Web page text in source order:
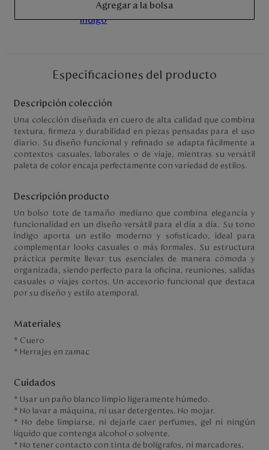
Servicio al cliente
Nuestras Tiendas
Costa Rica
Panamá
USA
Venezuela
Agregar a la bolsa
Especificaciones del producto
Descripción colección
Una colección diseñada en cuero de alta calidad que combina
textura, firmeza y durabilidad en piezas pensadas para el uso
diario. Su diseño funcional y refinado se adapta fácilmente a
contextos casuales, laborales o de viaje, mientras su versátil
paleta de color encaja perfectamente con variedad de estilos.
Descripción producto
Un bolso tote de tamaño mediano que combina elegancia y
funcionalidad en un diseño versátil para el día a día. Su tono
Índigo aporta un estilo moderno y sofisticado, ideal para
complementar looks casuales o más formales. Su estructura
práctica permite llevar tus esenciales de manera cómoda y
organizada, siendo perfecto para la oficina, reuniones, salidas
casuales o viajes cortos. Un accesorio funcional que destaca
por su diseño y estilo atemporal.
Materiales
* Cuero
* Herrajes en zamac
Cuidados
* Usar un paño blanco limpio ligeramente húmedo.
* No lavar a máquina, ni usar detergentes. No mojar.
* No debe limpiarse, ni dejarle caer perfumes, gel ni ningún
líquido que contenga alcohol o solvente.
* No tener contacto con tinta de bolígrafos, ni marcadores.